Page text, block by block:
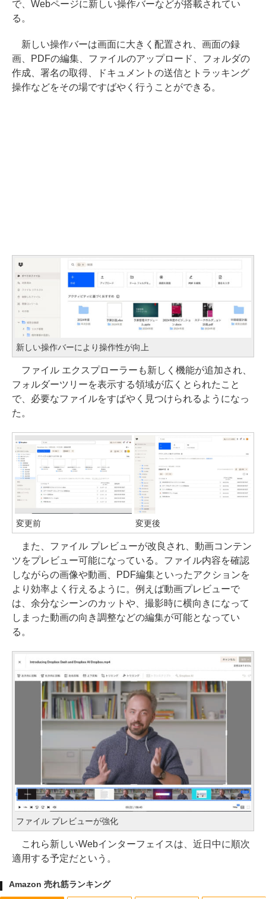
で、Webページに新しい操作バーなどが搭載されてい
る。
新しい操作バーは画面に大きく配置され、画面の録
画、PDFの編集、ファイルのアップロード、フォルダの
作成、署名の取得、ドキュメントの送信とトラッキング
操作などをその場ですばやく行うことができる。
新しい操作バーにより操作性が向上
ファイル エクスプローラーも新しく機能が追加され、
フォルダーツリーを表示する領域が広くとられたこと
で、必要なファイルをすばやく見つけられるようになっ
た。
変更前 変更後
また、ファイル プレビューが改良され、動画コンテン
ツをプレビュー可能になっている。ファイル内容を確認
しながらの画像や動画、PDF編集といったアクションを
より効率よく行えるように。例えば動画プレビューで
は、余分なシーンのカットや、撮影時に横向きになって
しまった動画の向き調整などの編集が可能となってい
る。
ファイル プレビューが強化
これら新しいWebインターフェイスは、近日中に順次
適用する予定だという。
Amazon 売れ筋ランキング